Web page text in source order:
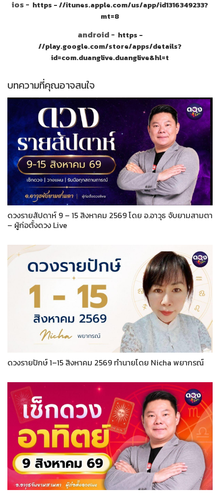
ios - https - //itunes.apple.com/us/app/id1316349233?
mt=8
android - https -
//play.google.com/store/apps/details?
id=com.duanglive.duanglive&hl=t
บทความที่คุณอาจสนใจ
ดวงรายสัปดาห์ 9 – 15 สิงหาคม 2569 โดย อ.อาวุธ จับยามสามตา
– ผู้ก่อตั้งดวง Live
ดวงรายปักษ์ 1–15 สิงหาคม 2569 ทำนายโดย Nicha พยากรณ์